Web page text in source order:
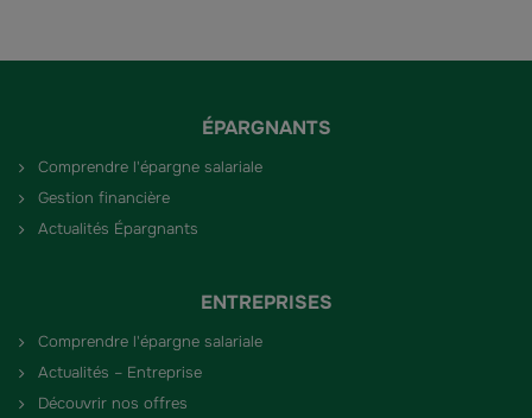
ÉPARGNANTS
Comprendre l'épargne salariale
Gestion financière
Actualités Épargnants
ENTREPRISES
Comprendre l'épargne salariale
Actualités – Entreprise
Découvrir nos offres